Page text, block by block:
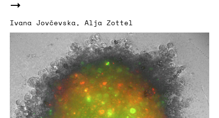
Ivana Jovčevska, Alja Zottel